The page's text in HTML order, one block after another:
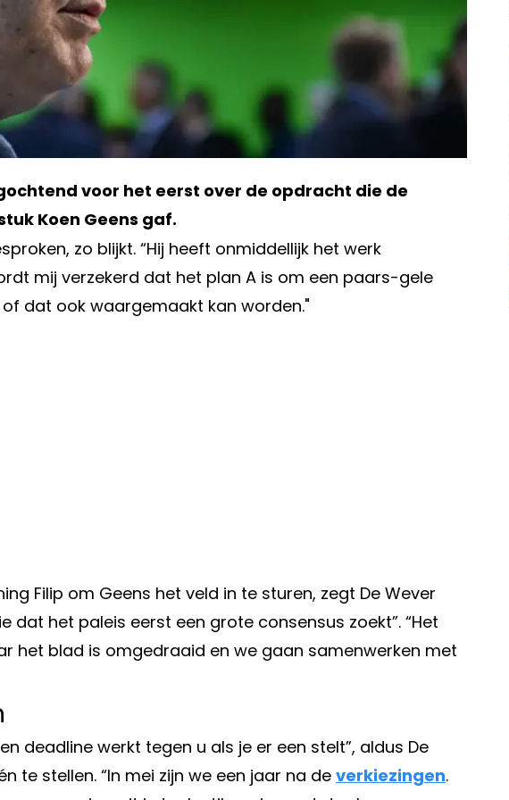
voor het eerst over de opdracht die de
Koen Geens gaf.
zo blijkt. “Hij heeft onmiddellijk het werk
mij verzekerd dat het plan A is om een paars-gele
dat ook waargemaakt kan worden."
Filip om Geens het veld in te sturen, zegt De Wever
dat het paleis eerst een grote consensus zoekt”. “Het
het blad is omgedraaid en we gaan samenwerken met
deadline werkt tegen u als je er een stelt”, aldus De
te stellen. “In mei zijn we een jaar na de verkiezingen.